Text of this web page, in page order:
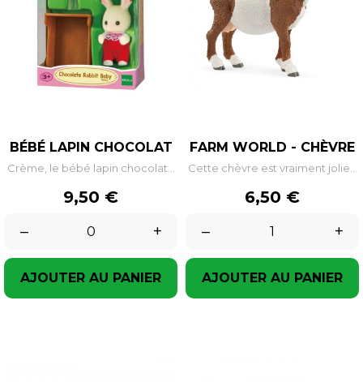
BÉBÉ LAPIN CHOCOLAT
Crème, le bébé lapin chocolat...
Prix
9,50 €
–
+
AJOUTER AU PANIER
FARM WORLD - CHÈVRE
Cette chèvre est vraiment jolie...
Prix
6,50 €
–
+
AJOUTER AU PANIER